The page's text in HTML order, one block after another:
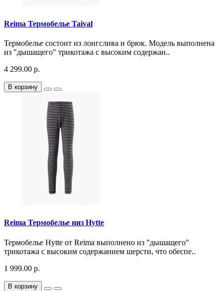
Reima Термобелье Taival
Термобелье состоит из лонгслива и брюк. Модель выполнена
из "дышащего" трикотажа с высоким содержан..
4 299.00 р.
В корзину
Reima Термобелье низ Hytte
Термобелье Hytte от Reima выполнено из "дышащего"
трикотажа с высоким содержанием шерсти, что обеспе..
1 999.00 р.
В корзину